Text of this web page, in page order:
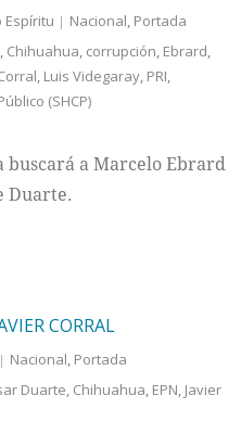
Espíritu Nacional, Portada
, Chihuahua, corrupción, Ebrard,
, Luis Videgaray, PRI,
(SHCP)
buscará a Marcelo Ebrard
Duarte.
CORRAL
Nacional, Portada
Duarte, Chihuahua, EPN, Javier